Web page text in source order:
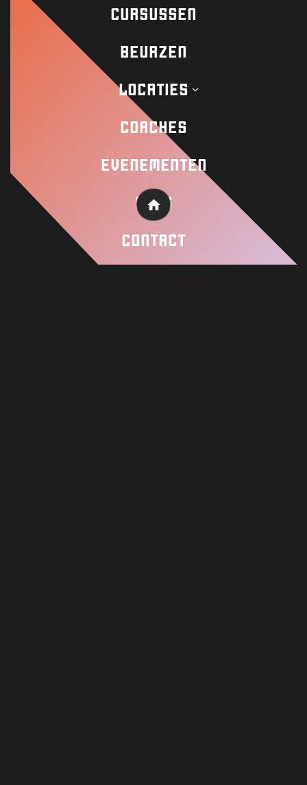
CURSUSSEN
BEURZEN
LOCATIES
COACHES
EVENEMENTEN
BLOG
CONTACT
Home